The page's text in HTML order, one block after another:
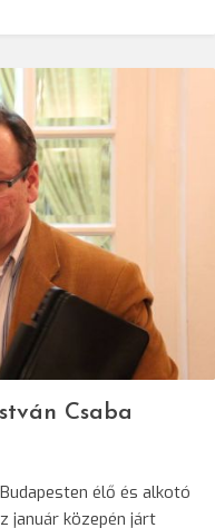
Csaba
élő és alkotó
január közepén járt